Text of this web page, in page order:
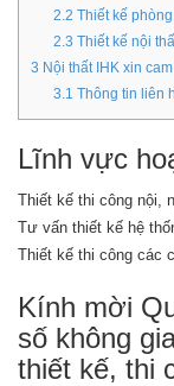
2.2 Thiết kế
2.3 Thiết kế nội
3 Nội thất IHK xin
3.1 Thông tin liên
Lĩnh vực
Thiết kế thi công nội,
Tư vấn thiết kế hệ
Thiết kế thi công các
Kính mời
số không
thiết kế, thi